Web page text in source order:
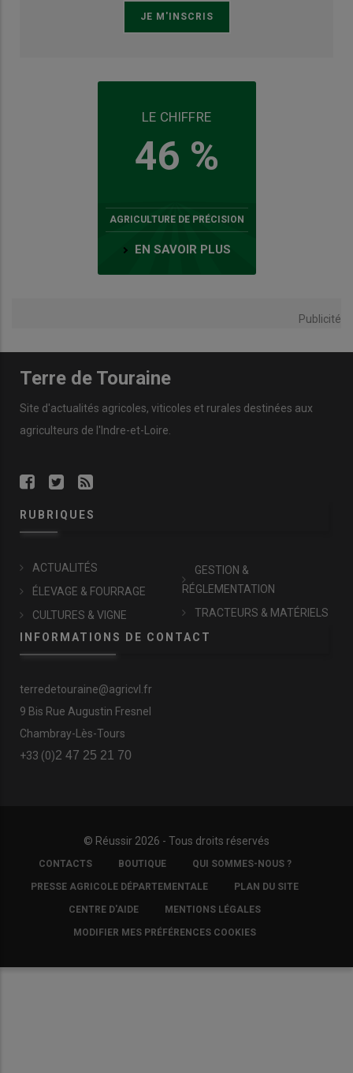
LE CHIFFRE
46 %
AGRICULTURE DE PRÉCISION
EN SAVOIR PLUS
Publicité
Terre de Touraine
Site d'actualités agricoles, viticoles et rurales destinées aux
agriculteurs de l'Indre-et-Loire.
RUBRIQUES
ACTUALITÉS
ÉLEVAGE & FOURRAGE
CULTURES & VIGNE
GESTION &
RÉGLEMENTATION
TRACTEURS & MATÉRIELS
INFORMATIONS DE CONTACT
terredetouraine@agricvl.fr
9 Bis Rue Augustin Fresnel
Chambray-Lès-Tours
+33 (0)2 47 25 21 70
© Réussir 2026 - Tous droits réservés
FOOTER
COPYRIGHT
CONTACTS BOUTIQUE QUI SOMMES-NOUS ?
PRESSE AGRICOLE DÉPARTEMENTALE PLAN DU SITE
CENTRE D'AIDE MENTIONS LÉGALES
MODIFIER MES PRÉFÉRENCES COOKIES